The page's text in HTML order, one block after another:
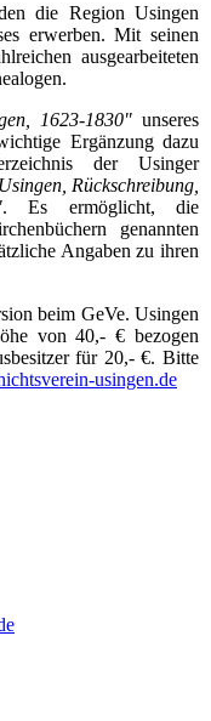
die Region Usingen
erwerben. Mit seinen
ausgearbeiteten
1623-1830" unseres
Ergänzung dazu
der Usinger
Rückschreibung,
. Es ermöglicht, die
genannten
Angaben zu ihren
beim GeVe. Usingen
von 40,- € bezogen
für 20,- €. Bitte
usingen.de